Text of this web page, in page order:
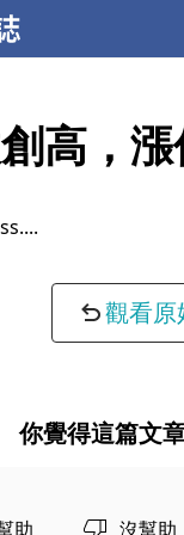
高，
觀看原
你覺得這篇文
助 沒幫助